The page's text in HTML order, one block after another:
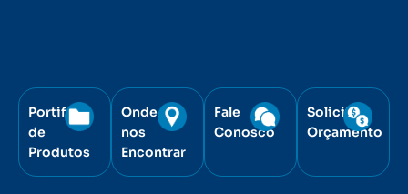
Portifólio
de
Produtos
Onde
nos
Encontrar
Fale
Conosco
Solicite
Orçamento